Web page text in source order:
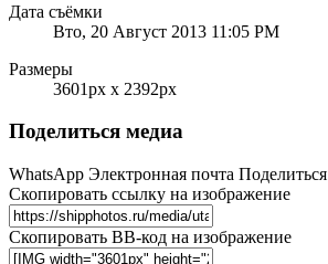
Дата съёмки
Вто, 20 Август 2013 11:05 PM
Размеры
3601px x 2392px
Поделиться медиа
WhatsApp Электронная почта Поделиться
Скопировать ссылку на изображение
Скопировать BB-код на изображение